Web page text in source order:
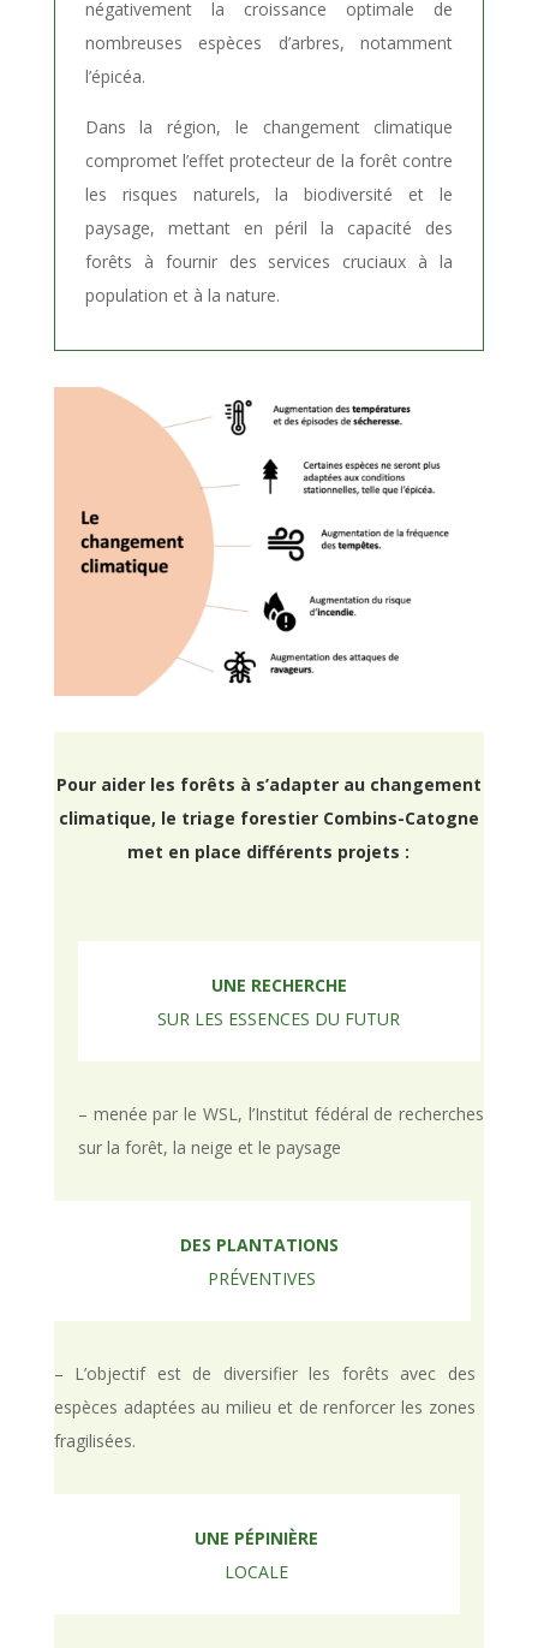
négativement la croissance optimale de
nombreuses espèces d’arbres, notamment
l’épicéa.
Dans la région, le changement climatique
compromet l’effet protecteur de la forêt contre
les risques naturels, la biodiversité et le
paysage, mettant en péril la capacité des
forêts à fournir des services cruciaux à la
population et à la nature.
Pour aider les forêts à s’adapter au changement
climatique, le triage forestier Combins-Catogne
met en place différents projets :
UNE RECHERCHE
SUR LES ESSENCES DU FUTUR
– menée par le WSL, l’Institut fédéral de recherches
sur la forêt, la neige et le paysage
DES PLANTATIONS
PRÉVENTIVES
– L’objectif est de diversifier les forêts avec des
espèces adaptées au milieu et de renforcer les zones
fragilisées.
UNE PÉPINIÈRE
LOCALE